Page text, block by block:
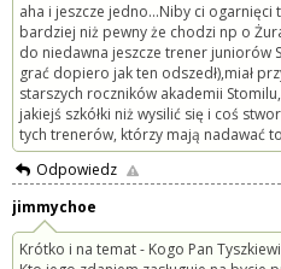
aha i jeszcze jedno...Niby ci ogarnięci
bardziej niż pewny że chodzi np o
do niedawna jeszcze trener juniorów
grać dopiero jak ten odszedł),miał
starszych roczników akademii
jakiejś szkółki niż wysilić się i coś
tych trenerów, którzy mają nadawać
Odpowiedz
jimmychoe
Krótko i na temat - Kogo Pan